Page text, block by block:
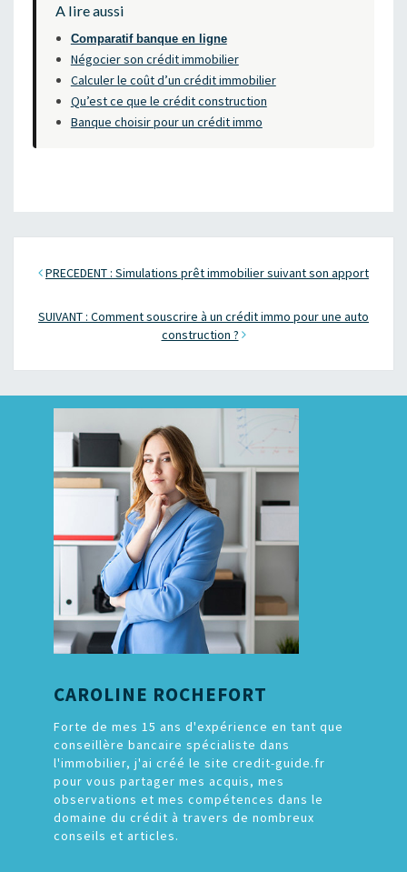
A lire aussi
Comparatif banque en ligne
Négocier son crédit immobilier
Calculer le coût d’un crédit immobilier
Qu’est ce que le crédit construction
Banque choisir pour un crédit immo
PRECEDENT : Simulations prêt immobilier suivant son apport
SUIVANT : Comment souscrire à un crédit immo pour une auto
construction ?
CAROLINE ROCHEFORT
Forte de mes 15 ans d'expérience en tant que
conseillère bancaire spécialiste dans
l'immobilier, j'ai créé le site credit-guide.fr
pour vous partager mes acquis, mes
observations et mes compétences dans le
domaine du crédit à travers de nombreux
conseils et articles.